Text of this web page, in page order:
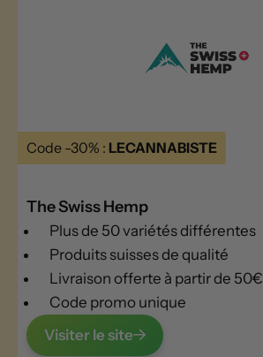
Code -30% : LECANNABISTE
The Swiss Hemp
Plus de 50 variétés différentes
Produits suisses de qualité
Livraison offerte à partir de 50€
Code promo unique
Visiter le site